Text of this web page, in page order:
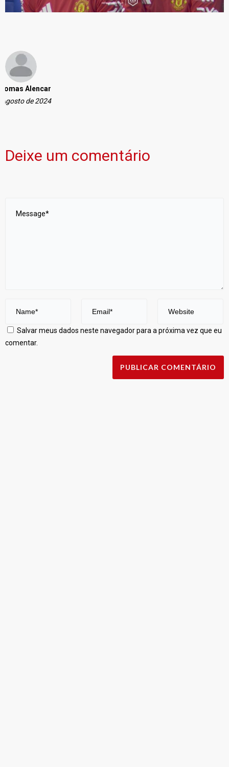
Alencar
Agosto de 2024
Deixe um comentário
Salvar meus dados neste navegador para a próxima vez que eu
comentar.